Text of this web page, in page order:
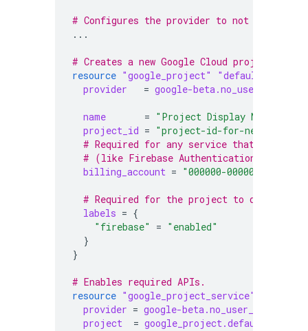
# Configures the provider to not use the
...
# Creates a new Google Cloud project.
resource "google_project" "default"
provider
= google-
name = "Project Display Name"
project_id = "project-id-for-new-
# Required for any service that
# (like Firebase Authentication with
billing_account = "000000-000000-000000"
# Required for the project to display
labels = {
"firebase"
= "enabled"
}
}
# Enables required APIs.
resource "google_project_service"
provider = google-
project
=